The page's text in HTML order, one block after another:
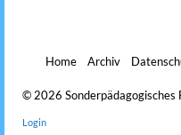
Home Archiv
© 2026 Sonderpädagogisches
Login